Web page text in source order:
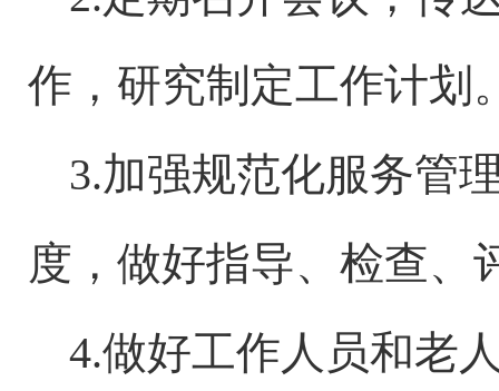
作，研究制定工作计划
3.加强规范化服务管
度，做好指导、检查、
4.做好工作人员和老